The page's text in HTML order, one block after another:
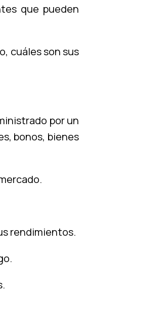
que pueden
cuáles son sus
por un
bonos, bienes
rendimientos.